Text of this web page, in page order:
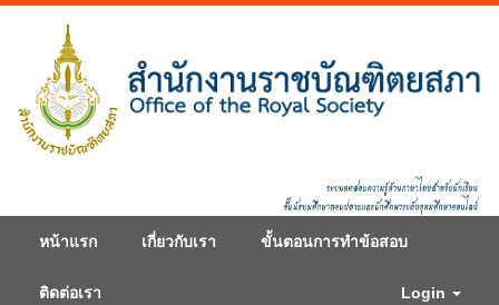
หน้าแรก เกี่ยวกับเรา ขั้นตอนการทำข้อสอบ
ติดต่อเรา Login